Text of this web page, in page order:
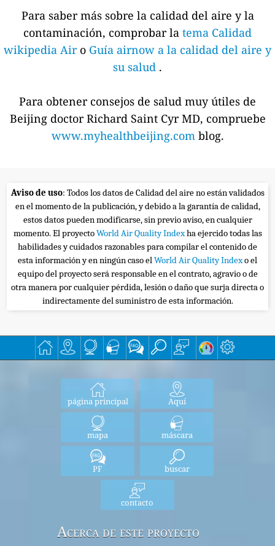
Para saber más sobre la calidad del aire y la
contaminación, comprobar la tema Calidad
wikipedia Air o Guía airnow a la calidad del aire y
su salud .
Para obtener consejos de salud muy útiles de
Beijing doctor Richard Saint Cyr MD, compruebe
www.myhealthbeijing.com blog.
Aviso de uso: Todos los datos de Calidad del aire no están validados
en el momento de la publicación, y debido a la garantía de calidad,
estos datos pueden modificarse, sin previo aviso, en cualquier
momento. El proyectoWorld Air Quality Indexha ejercido todas las
habilidades y cuidados razonables para compilar el contenido de
esta información y en ningún caso elWorld Air Quality Indexo el
equipo del proyecto será responsable en el contrato, agravio o de
otra manera por cualquier pérdida, lesión o daño que surja directa o
indirectamente del suministro de esta información.
página principal Aquí
mapa máscara
PF buscar
contacto
Acerca de este proyecto